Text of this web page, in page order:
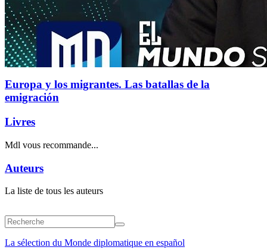
Europa y los migrantes. Las batallas de la
emigración
Livres
Mdl vous recommande...
Auteurs
La liste de tous les auteurs
La sélection du Monde diplomatique en español